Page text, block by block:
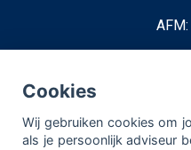
Cookies
Wij gebruiken cookies om
als je persoonlijk adviseur
Disclaimer